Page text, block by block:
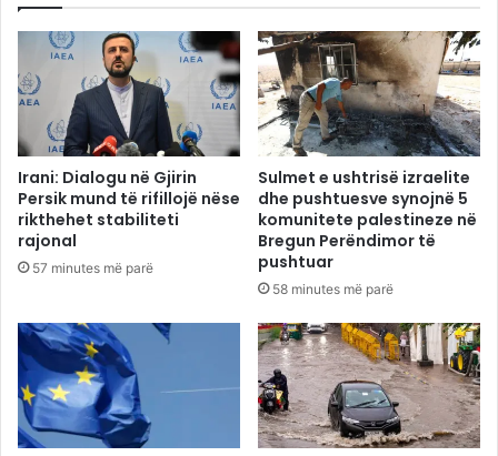
Irani: Dialogu në Gjirin
Persik mund të rifillojë nëse
rikthehet stabiliteti
rajonal
57 minutes më parë
Sulmet e ushtrisë izraelite
dhe pushtuesve synojnë 5
komunitete palestineze në
Bregun Perëndimor të
pushtuar
58 minutes më parë